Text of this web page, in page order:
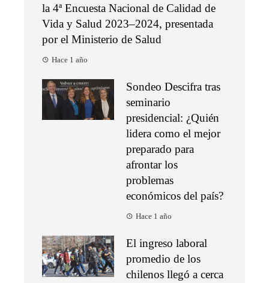
la 4ª Encuesta Nacional de Calidad de
Vida y Salud 2023–2024, presentada
por el Ministerio de Salud
Hace 1 año
Sondeo Descifra tras
seminario
presidencial: ¿Quién
lidera como el mejor
preparado para
afrontar los
problemas
económicos del país?
Hace 1 año
El ingreso laboral
promedio de los
chilenos llegó a cerca